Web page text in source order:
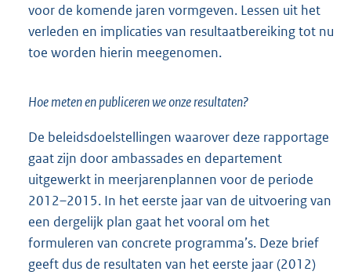
voor de komende jaren vormgeven. Lessen uit het
verleden en implicaties van resultaatbereiking tot nu
toe worden hierin meegenomen.
Hoe meten en publiceren we onze resultaten?
De beleidsdoelstellingen waarover deze rapportage
gaat zijn door ambassades en departement
uitgewerkt in meerjarenplannen voor de periode
2012–2015. In het eerste jaar van de uitvoering van
een dergelijk plan gaat het vooral om het
formuleren van concrete programma’s. Deze brief
geeft dus de resultaten van het eerste jaar (2012)